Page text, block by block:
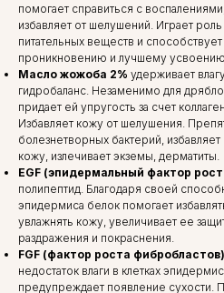
помогает справиться с
избавляет от шелушений. Играет
питательных веществ и
проникновению и лучшему
Масло жожоба 2% удерживает
гидробаланс. Незаменимо для
придает ей упругость за счет
Избавляет кожу от шелушения.
болезнетворных бактерий,
кожу, излечивает экземы, дерматиты.
EGF (эпидермальный фактор
полипептид. Благодаря своей
эпидермиса белок помогает
увлажнять кожу, увеличивает ее
раздражения и покраснения.
FGF (фактор роста фибробластов)
недостаток влаги в клетках
предупреждает появление сухости.